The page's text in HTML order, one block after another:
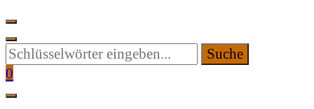
Suchen
Sie
etwas?
0